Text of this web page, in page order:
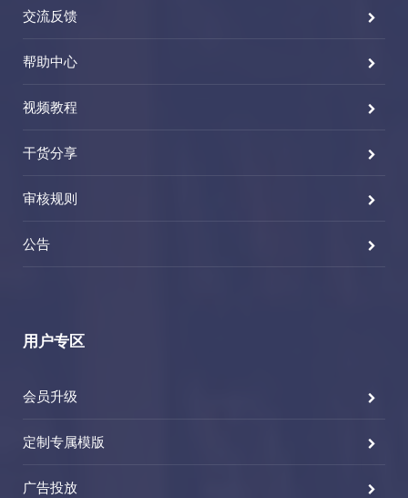
交流反馈
帮助中心
视频教程
干货分享
审核规则
公告
用户专区
会员升级
定制专属模版
广告投放